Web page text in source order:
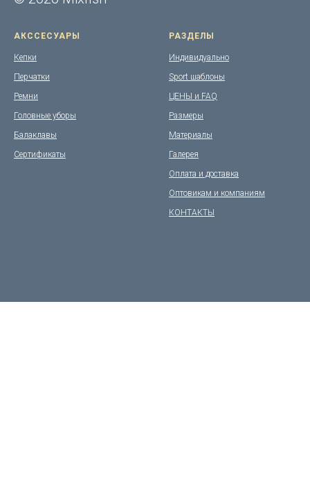
АКССЕСУАРЫ
Кепки
Перчатки
Ремни
Головные уборы
Балаклавы
Сертификаты
РАЗДЕЛЫ
Индивидуально
Sport шаблоны
ЦЕНЫ и FAQ
Размеры
Материалы
Галерея
Оплата и доставка
Оптовикам и компаниям
КОНТАКТЫ